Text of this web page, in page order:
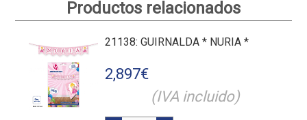
Productos relacionados
21138: GUIRNALDA * NURIA *
2,897€
(IVA incluido)